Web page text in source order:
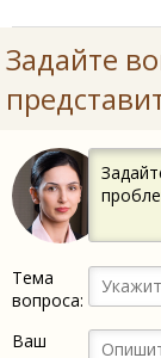
Задайте
Тема
вопроса:
Ваш